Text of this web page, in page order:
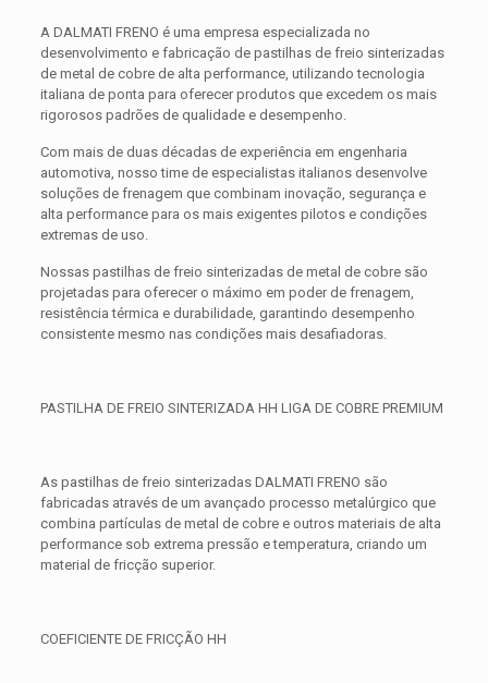
A DALMATI FRENO é uma empresa especializada no
desenvolvimento e fabricação de pastilhas de freio sinterizadas
de metal de cobre de alta performance, utilizando tecnologia
italiana de ponta para oferecer produtos que excedem os mais
rigorosos padrões de qualidade e desempenho.
Com mais de duas décadas de experiência em engenharia
automotiva, nosso time de especialistas italianos desenvolve
soluções de frenagem que combinam inovação, segurança e
alta performance para os mais exigentes pilotos e condições
extremas de uso.
Nossas pastilhas de freio sinterizadas de metal de cobre são
projetadas para oferecer o máximo em poder de frenagem,
resistência térmica e durabilidade, garantindo desempenho
consistente mesmo nas condições mais desafiadoras.
PASTILHA DE FREIO SINTERIZADA HH LIGA DE COBRE PREMIUM
As pastilhas de freio sinterizadas DALMATI FRENO são
fabricadas através de um avançado processo metalúrgico que
combina partículas de metal de cobre e outros materiais de alta
performance sob extrema pressão e temperatura, criando um
material de fricção superior.
COEFICIENTE DE FRICÇÃO HH